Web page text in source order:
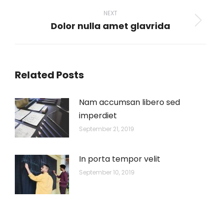
NEXT
Next
Dolor nulla amet glavrida
Related Posts
Nam accumsan libero sed
imperdiet
September 21, 2019
In porta tempor velit
September 10, 2019